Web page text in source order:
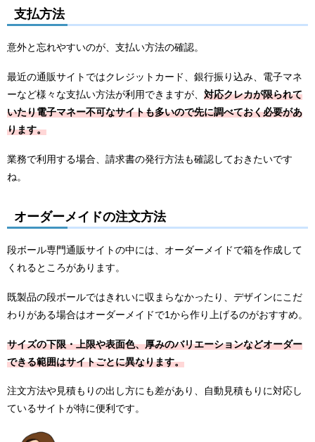
支払方法
意外と忘れやすいのが、支払い方法の確認。
最近の通販サイトではクレジットカード、銀行振り込み、電子マネ
ーなど様々な支払い方法が利用できますが、 対応クレカが限られて
いたり電子マネー不可なサイトも多いので先に調べておく必要があ
ります。
業務で利用する場合、請求書の発行方法も確認しておきたいです
ね。
オーダーメイドの注文方法
段ボール専門通販サイトの中には、オーダーメイドで箱を作成して
くれるところがあります。
既製品の段ボールではきれいに収まらなかったり、デザインにこだ
わりがある場合はオーダーメイドで1から作り上げるのがおすすめ。
サイズの下限・上限や表面色、厚みのバリエーションなどオーダー
できる範囲はサイトごとに異なります。
注文方法や見積もりの出し方にも差があり、自動見積もりに対応し
ているサイトが特に便利です。